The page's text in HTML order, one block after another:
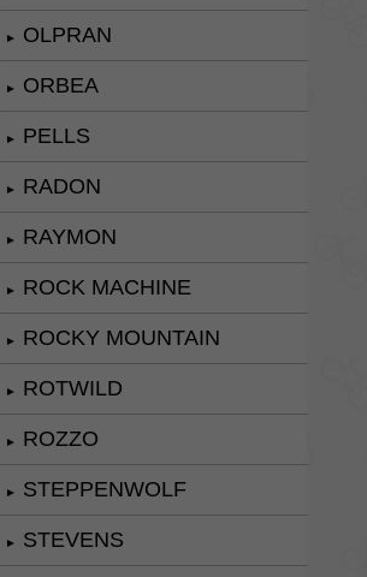
► OLPRAN
► ORBEA
► PELLS
► RADON
► RAYMON
► ROCK MACHINE
► ROCKY MOUNTAIN
► ROTWILD
► ROZZO
► STEPPENWOLF
► STEVENS